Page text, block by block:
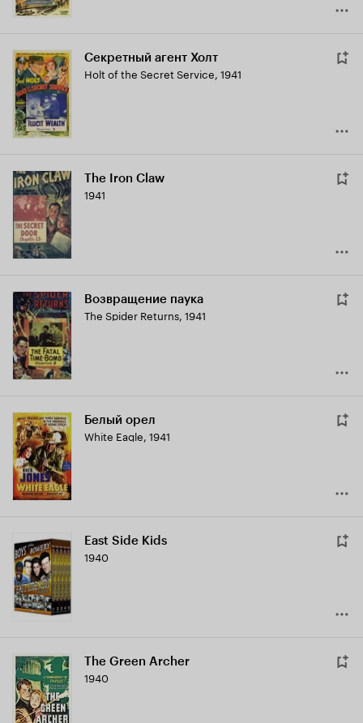
Секретный агент Холт
Holt of the Secret Service, 1941
The Iron Claw
1941
Возвращение паука
The Spider Returns, 1941
Белый орел
White Eagle, 1941
East Side Kids
1940
The Green Archer
1940